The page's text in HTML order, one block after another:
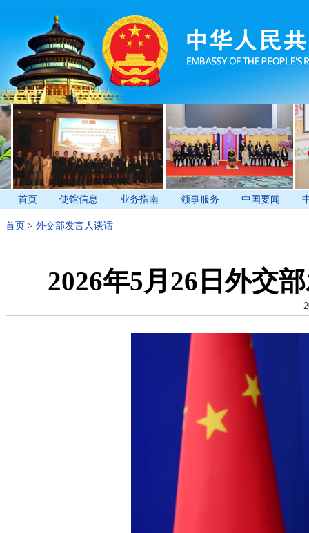
首页 使馆信息 业务指南 领事服务 中国要闻
首页 > 外交部发言人谈话
2026年5月26日外交